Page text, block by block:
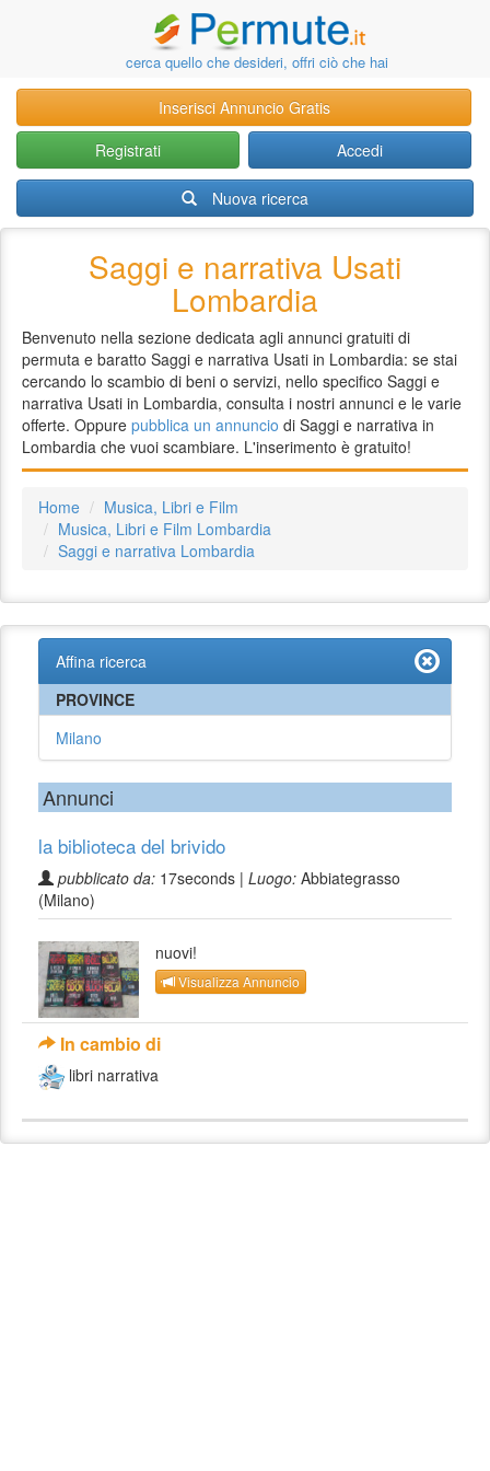
cerca quello che desideri, offri ciò che hai
Inserisci Annuncio Gratis
Registrati
Accedi
Nuova ricerca
Saggi e narrativa Usati
Lombardia
Benvenuto nella sezione dedicata agli annunci gratuiti di
permuta e baratto Saggi e narrativa Usati in Lombardia: se stai
cercando lo scambio di beni o servizi, nello specifico Saggi e
narrativa Usati in Lombardia, consulta i nostri annunci e le varie
offerte. Oppure pubblica un annuncio di Saggi e narrativa in
Lombardia che vuoi scambiare. L'inserimento è gratuito!
Home
Musica, Libri e Film
Musica, Libri e Film Lombardia
Saggi e narrativa Lombardia
Affina ricerca
PROVINCE
Milano
Annunci
la biblioteca del brivido
pubblicato da: 17seconds | Luogo: Abbiategrasso
(Milano)
nuovi!
Visualizza Annuncio
In cambio di
libri narrativa